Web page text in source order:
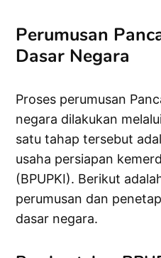
Perumusan
Dasar Negara
Proses perumusan
negara dilakukan
satu tahap tersebut
usaha persiapan
(BPUPKI). Berikut
perumusan dan
dasar negara.